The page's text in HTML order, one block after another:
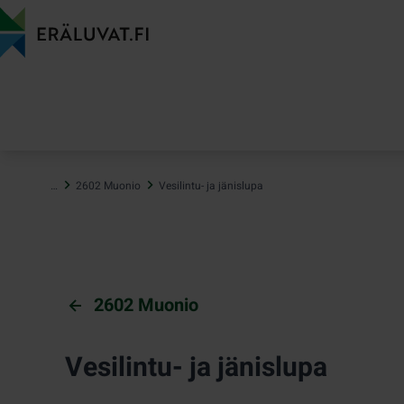
Hyppää
sisältöön
… 2602 Muonio Vesilintu- ja jänislupa
2602 Muonio
Vesilintu- ja jänislupa